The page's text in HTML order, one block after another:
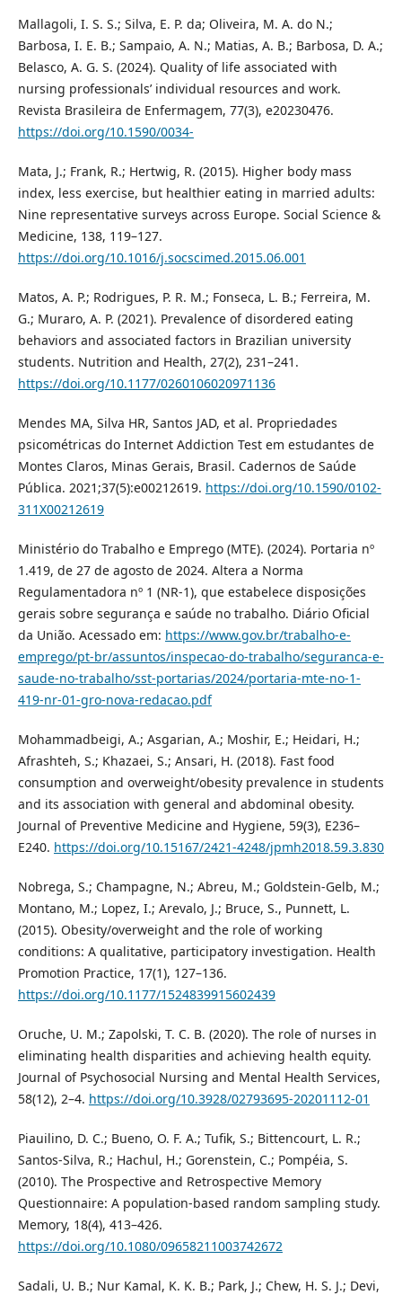
Mallagoli, I. S. S.; Silva, E. P. da; Oliveira, M. A. do N.;
Barbosa, I. E. B.; Sampaio, A. N.; Matias, A. B.; Barbosa, D. A.;
Belasco, A. G. S. (2024). Quality of life associated with
nursing professionals’ individual resources and work.
Revista Brasileira de Enfermagem, 77(3), e20230476.
https://doi.org/10.1590/0034-
Mata, J.; Frank, R.; Hertwig, R. (2015). Higher body mass
index, less exercise, but healthier eating in married adults:
Nine representative surveys across Europe. Social Science &
Medicine, 138, 119–127.
https://doi.org/10.1016/j.socscimed.2015.06.001
Matos, A. P.; Rodrigues, P. R. M.; Fonseca, L. B.; Ferreira, M.
G.; Muraro, A. P. (2021). Prevalence of disordered eating
behaviors and associated factors in Brazilian university
students. Nutrition and Health, 27(2), 231–241.
https://doi.org/10.1177/0260106020971136
Mendes MA, Silva HR, Santos JAD, et al. Propriedades
psicométricas do Internet Addiction Test em estudantes de
Montes Claros, Minas Gerais, Brasil. Cadernos de Saúde
Pública. 2021;37(5):e00212619. https://doi.org/10.1590/0102-
311X00212619
Ministério do Trabalho e Emprego (MTE). (2024). Portaria nº
1.419, de 27 de agosto de 2024. Altera a Norma
Regulamentadora nº 1 (NR-1), que estabelece disposições
gerais sobre segurança e saúde no trabalho. Diário Oficial
da União. Acessado em: https://www.gov.br/trabalho-e-
emprego/pt-br/assuntos/inspecao-do-trabalho/seguranca-e-
saude-no-trabalho/sst-portarias/2024/portaria-mte-no-1-
419-nr-01-gro-nova-redacao.pdf
Mohammadbeigi, A.; Asgarian, A.; Moshir, E.; Heidari, H.;
Afrashteh, S.; Khazaei, S.; Ansari, H. (2018). Fast food
consumption and overweight/obesity prevalence in students
and its association with general and abdominal obesity.
Journal of Preventive Medicine and Hygiene, 59(3), E236–
E240. https://doi.org/10.15167/2421-4248/jpmh2018.59.3.830
Nobrega, S.; Champagne, N.; Abreu, M.; Goldstein-Gelb, M.;
Montano, M.; Lopez, I.; Arevalo, J.; Bruce, S., Punnett, L.
(2015). Obesity/overweight and the role of working
conditions: A qualitative, participatory investigation. Health
Promotion Practice, 17(1), 127–136.
https://doi.org/10.1177/1524839915602439
Oruche, U. M.; Zapolski, T. C. B. (2020). The role of nurses in
eliminating health disparities and achieving health equity.
Journal of Psychosocial Nursing and Mental Health Services,
58(12), 2–4. https://doi.org/10.3928/02793695-20201112-01
Piauilino, D. C.; Bueno, O. F. A.; Tufik, S.; Bittencourt, L. R.;
Santos-Silva, R.; Hachul, H.; Gorenstein, C.; Pompéia, S.
(2010). The Prospective and Retrospective Memory
Questionnaire: A population-based random sampling study.
Memory, 18(4), 413–426.
https://doi.org/10.1080/09658211003742672
Sadali, U. B.; Nur Kamal, K. K. B.; Park, J.; Chew, H. S. J.; Devi,